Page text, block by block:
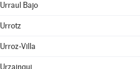
Urraul Bajo
Urrotz
Urroz-Villa
Urzainqui